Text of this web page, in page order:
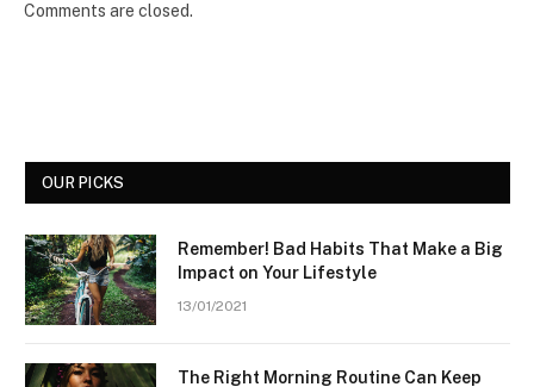
Comments are closed.
OUR PICKS
Remember! Bad Habits That Make a Big
Impact on Your Lifestyle
13/01/2021
The Right Morning Routine Can Keep